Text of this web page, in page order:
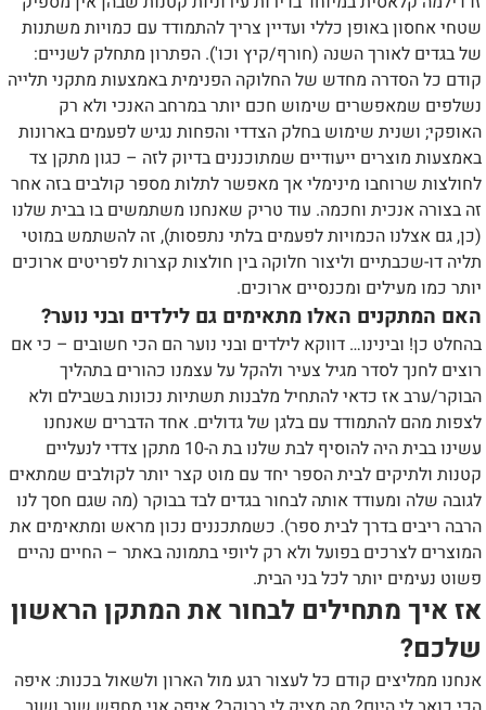
שטחי אחסון באופן כללי ועדיין צריך להתמודד עם כמויות משתנות
של בגדים לאורך השנה (חורף/קיץ וכו'). הפתרון מתחלק לשניים:
קודם כל הסדרה מחדש של החלוקה הפנימית באמצעות מתקני תלייה
נשלפים שמאפשרים שימוש חכם יותר במרחב האנכי ולא רק
האופקי; ושנית שימוש בחלק הצדדי והפחות נגיש לפעמים בארונות
באמצעות מוצרים ייעודיים שמתוכננים בדיוק לזה – כגון מתקן צד
לחולצות שרוחבו מינימלי אך מאפשר לתלות מספר קולבים בזה אחר
זה בצורה אנכית וחכמה. עוד טריק שאנחנו משתמשים בו בבית שלנו
(כן, גם אצלנו הכמויות לפעמים בלתי נתפסות), זה להשתמש במוטי
תליה דו-שכבתיים וליצור חלוקה בין חולצות קצרות לפריטים ארוכים
יותר כמו מעילים ומכנסיים ארוכים.
האם המתקנים האלו מתאימים גם לילדים ובני נוער?
בהחלט כן! ובינינו… דווקא לילדים ובני נוער הם הכי חשובים – כי אם
רוצים לחנך לסדר מגיל צעיר ולהקל על עצמנו כהורים בתהליך
הבוקר/ערב אז כדאי להתחיל מלבנות תשתיות נכונות בשבילם ולא
לצפות מהם להתמודד עם בלגן של גדולים. אחד הדברים שאנחנו
עשינו בבית היה להוסיף לבת שלנו בת ה-10 מתקן צדדי לנעליים
קטנות ולתיקים לבית הספר יחד עם מוט קצר יותר לקולבים שמתאים
לגובה שלה ומעודד אותה לבחור בגדים לבד בבוקר (מה שגם חסך לנו
הרבה ריבים בדרך לבית ספר). כשמתכננים נכון מראש ומתאימים את
המוצרים לצרכים בפועל ולא רק ליופי בתמונה באתר – החיים נהיים
פשוט נעימים יותר לכל בני הבית.
אז איך מתחילים לבחור את המתקן הראשון
שלכם?
אנחנו ממליצים קודם כל לעצור רגע מול הארון ולשאול בכנות: איפה